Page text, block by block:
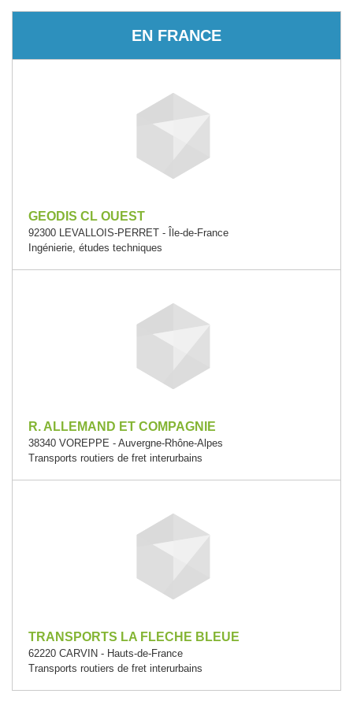
EN FRANCE
GEODIS CL OUEST
92300 LEVALLOIS-PERRET - Île-de-France
Ingénierie, études techniques
R. ALLEMAND ET COMPAGNIE
38340 VOREPPE - Auvergne-Rhône-Alpes
Transports routiers de fret interurbains
TRANSPORTS LA FLECHE BLEUE
62220 CARVIN - Hauts-de-France
Transports routiers de fret interurbains